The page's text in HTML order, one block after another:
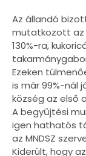
Az állandó
mutatkozott az
130%-ra,
Ezeken
is már 99%-nál
község az első
A begyűjtési
igen hathatós
az MNDSZ
Kiderült, hogy